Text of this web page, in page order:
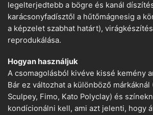
legelterjedtebb a bögre és kanál
karácsonyfadísztől a hűtőmágnesig a
a képzelet szabhat határt),
reprodukálása.
Hogyan használjuk
A csomagolásból kivéve kissé kemény
Bár ez változhat a különböző márkáknál
Sculpey, Fimo, Kato Polyclay) és
kondícionálni kell, ami azt jelenti, hogy